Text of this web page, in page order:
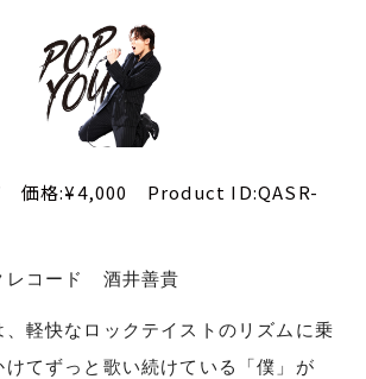
価格:¥4,000 Product ID:QASR-
レコード 酒井善貴
、軽快なロックテイストのリズムに乗
てずっと歌い続けている「僕」が